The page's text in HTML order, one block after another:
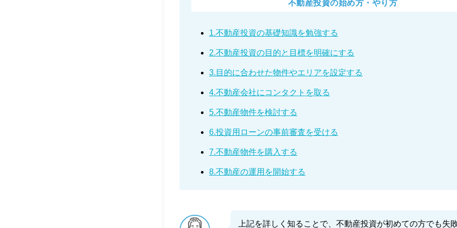
不動産投資の始め方・やり方
1.不動産投資の基礎知識を勉強する
2.不動産投資の目的と目標を明確にする
3.目的に合わせた物件やエリアを設定する
4.不動産会社にコンタクトを取る
5.不動産物件を検討する
6.投資用ローンの事前審査を受ける
7.不動産物件を購入する
8.不動産の運用を開始する
上記を詳しく知ることで、不動産投資が初めての方でも失